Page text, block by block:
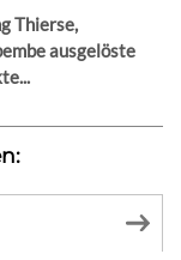
Thierse,
ausgelöste